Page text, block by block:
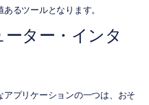
るツールとなります。
ター・インタ
プリケーションの一つは、おそ